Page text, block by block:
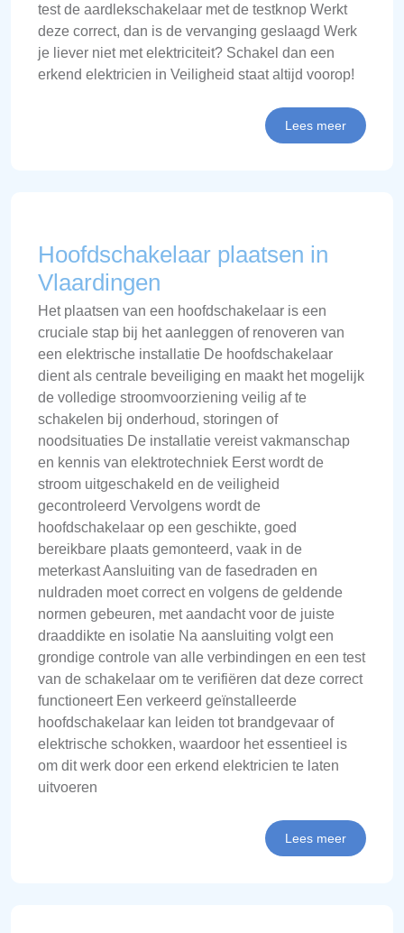
test de aardlekschakelaar met de testknop Werkt
deze correct, dan is de vervanging geslaagd Werk
je liever niet met elektriciteit? Schakel dan een
erkend elektricien in Veiligheid staat altijd voorop!
Lees meer
Hoofdschakelaar plaatsen in
Vlaardingen
Het plaatsen van een hoofdschakelaar is een
cruciale stap bij het aanleggen of renoveren van
een elektrische installatie De hoofdschakelaar
dient als centrale beveiliging en maakt het mogelijk
de volledige stroomvoorziening veilig af te
schakelen bij onderhoud, storingen of
noodsituaties De installatie vereist vakmanschap
en kennis van elektrotechniek Eerst wordt de
stroom uitgeschakeld en de veiligheid
gecontroleerd Vervolgens wordt de
hoofdschakelaar op een geschikte, goed
bereikbare plaats gemonteerd, vaak in de
meterkast Aansluiting van de fasedraden en
nuldraden moet correct en volgens de geldende
normen gebeuren, met aandacht voor de juiste
draaddikte en isolatie Na aansluiting volgt een
grondige controle van alle verbindingen en een test
van de schakelaar om te verifiëren dat deze correct
functioneert Een verkeerd geïnstalleerde
hoofdschakelaar kan leiden tot brandgevaar of
elektrische schokken, waardoor het essentieel is
om dit werk door een erkend elektricien te laten
uitvoeren
Lees meer